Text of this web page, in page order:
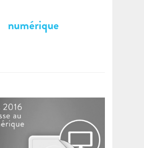
numérique